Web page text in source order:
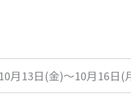
月13日(金)～10月16日(